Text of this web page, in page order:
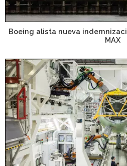
Boeing alista nueva
MAX